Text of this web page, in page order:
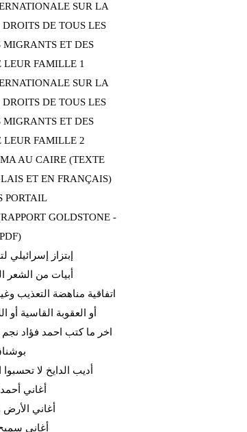
SUR LA
DE TOUS LES
ET DES
LEUR FAMILLE 1
SUR LA
DE TOUS LES
ET DES
LEUR FAMILLE 2
AU CAIRE (TEXTE
ET EN FRANÇAIS)
PORTAIL
GOLDSTONE -
PDF)
إبتزاز إسرائيلي
أبيات من الشعر
اتفاقية مناهضة التعذيب
أو العقوبة القاسية أو
اخر ما كتب احمد فؤاد
أديب الدايخ لا
أغاني
أغاني الأرض
أغاني